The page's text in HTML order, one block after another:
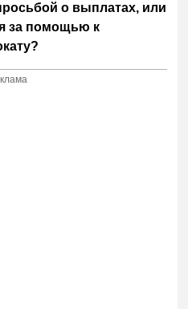
о выплатах, или
за помощью к